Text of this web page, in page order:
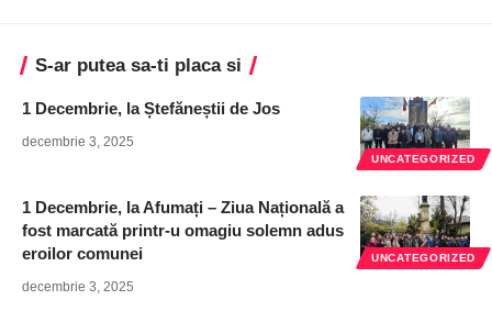
S-ar putea sa-ti placa si
UNCATEGORIZED
1 Decembrie, la Ștefăneștii de Jos
decembrie 3, 2025
UNCATEGORIZED
1 Decembrie, la Afumați – Ziua Națională a
fost marcată printr-u omagiu solemn adus
eroilor comunei
decembrie 3, 2025